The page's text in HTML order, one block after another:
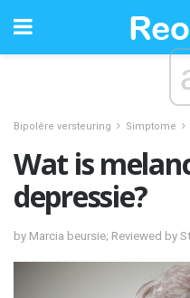
Bipolêre versteuring Simptome
Wat is
depressie?
by Marcia beursie; Reviewed by